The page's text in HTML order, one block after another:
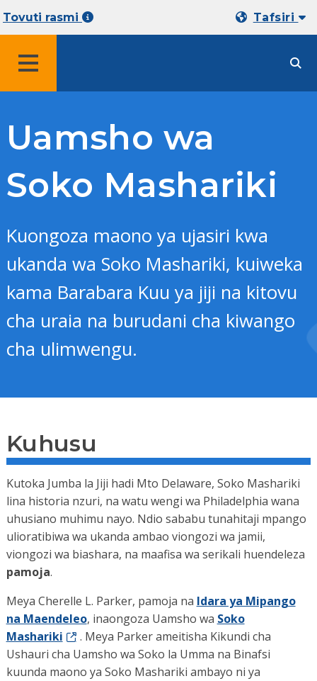
Tovuti rasmi Tafsiri
Uamsho wa
Soko Mashariki
Kuongoza maono ya ujasiri kwa
ukanda wa Soko Mashariki, kuiweka
kama Barabara Kuu ya jiji na kitovu
cha uraia na burudani cha kiwango
cha ulimwengu.
Kuhusu
Kutoka Jumba la Jiji hadi Mto Delaware, Soko Mashariki
lina historia nzuri, na watu wengi wa Philadelphia wana
uhusiano muhimu nayo. Ndio sababu tunahitaji mpango
ulioratibiwa wa ukanda ambao viongozi wa jamii,
viongozi wa biashara, na maafisa wa serikali huendeleza
pamoja.
Meya Cherelle L. Parker, pamoja na Idara ya Mipango
na Maendeleo, inaongoza Uamsho wa Soko
Mashariki
. Meya Parker ameitisha Kikundi cha
Ushauri cha Uamsho wa Soko la Umma na Binafsi
kuunda maono ya Soko Mashariki ambayo ni ya